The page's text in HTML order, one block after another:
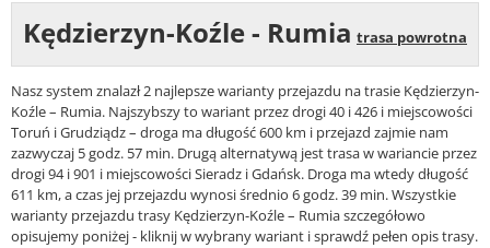
Kędzierzyn-Koźle - Rumia trasa powrotna
Nasz system znalazł 2 najlepsze warianty przejazdu na trasie Kędzierzyn-
Koźle – Rumia. Najszybszy to wariant przez drogi 40 i 426 i miejscowości
Toruń i Grudziądz – droga ma długość 600 km i przejazd zajmie nam
zazwyczaj 5 godz. 57 min. Drugą alternatywą jest trasa w wariancie przez
drogi 94 i 901 i miejscowości Sieradz i Gdańsk. Droga ma wtedy długość
611 km, a czas jej przejazdu wynosi średnio 6 godz. 39 min. Wszystkie
warianty przejazdu trasy Kędzierzyn-Koźle – Rumia szczegółowo
opisujemy poniżej - kliknij w wybrany wariant i sprawdź pełen opis trasy.